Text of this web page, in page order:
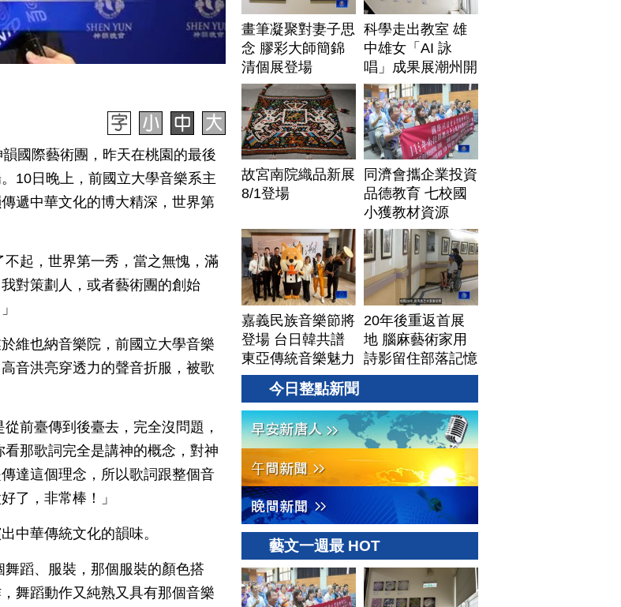
國際藝術團，昨天在桃園的最後
10日晚上，前國立大學音樂系主
遞中華文化的博大精深，世界第
起，世界第一秀，當之無愧，滿
對策劃人，或者藝術團的創始
維也納音樂院，前國立大學音樂
音洪亮穿透力的聲音折服，被歌
前臺傳到後臺去，完全沒問題，
那歌詞完全是講神的概念，對神
達這個理念，所以歌詞跟整個音
了，非常棒！」
中華傳統文化的韻味。
蹈、服裝，那個服裝的顏色搭
舞蹈動作又純熟又具有那個音樂
畫筆凝聚對妻子思
念 膠彩大師簡錦
清個展登場
科學走出教室 雄
中雄女「AI 詠
唱」成果展潮州開
展
故宮南院織品新展
8/1登場
同濟會攜企業投資
品德教育 七校國
小獲教材資源
嘉義民族音樂節將
登場 台日韓共譜
東亞傳統音樂魅力
20年後重返首展
地 腦麻藝術家用
詩影留住部落記憶
今日整點新聞
藝文一週最 HOT